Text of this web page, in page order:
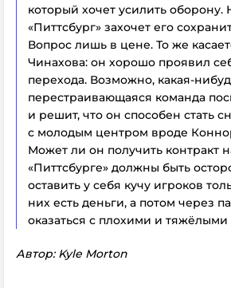
который хочет усилить оборону.
«Питтсбург» захочет его
Вопрос лишь в цене. То же
Чинахова: он хорошо проявил
перехода. Возможно, какая-
перестраивающаяся команда
и решит, что он способен стать
с молодым центром вроде
Может ли он получить контракт
«Питтсбурге» должны быть
оставить у себя кучу игроков
них есть деньги, а потом через
оказаться с плохими и тяжёлыми
Автор: Kyle Morton